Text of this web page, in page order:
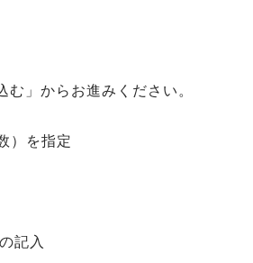
」からお進みください。
）を指定
記入